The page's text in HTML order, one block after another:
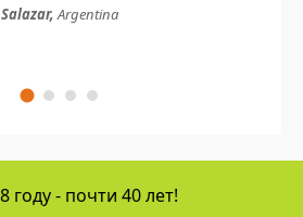
Argentina
году - почти 40 лет!